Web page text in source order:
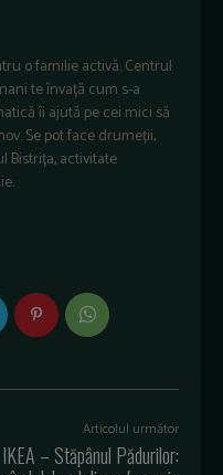
o familie activă. Centrul
te învață cum s-a
îi ajută pe cei mici să
Se pot face drumeții,
Bistrița, activitate
Articolul următor
IKEA – Stăpânul Pădurilor: